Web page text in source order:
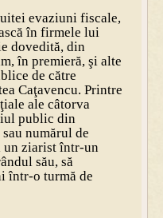
evaziuni fiscale,
în firmele lui
dovedită, din
în premieră, şi alte
de către
Caţavencu. Printre
ale câtorva
public din
numărul de
un ziarist într-un
său, să
într-o turmă de